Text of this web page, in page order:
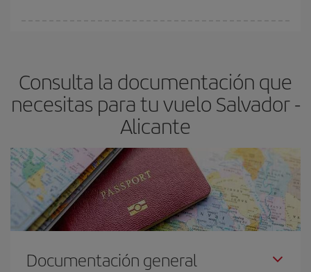
avión más baratos te saldrán. Además, si buscas los vuelos con
las fechas y los horarios del viaje un poco abiertos, podráselegir
el precio más barato.
Consulta la documentación que
necesitas para tu vuelo Salvador -
Alicante
Documentación general